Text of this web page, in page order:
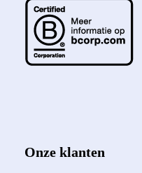
Onze klanten